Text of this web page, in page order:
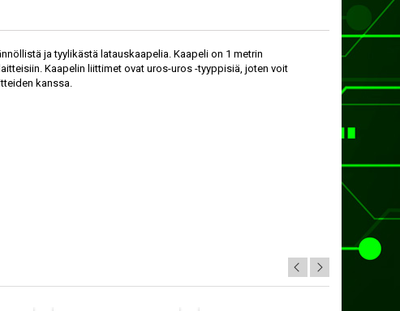
ja tyylikästä latauskaapelia. Kaapeli on 1 metrin
Kaapelin liittimet ovat uros-uros -tyyppisiä, joten voit
kanssa.